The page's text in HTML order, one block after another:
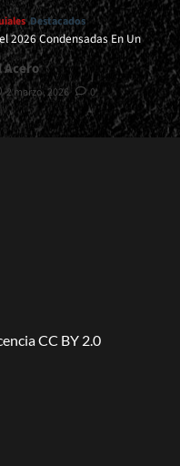
Destacados
2026 Condensadas En Un
Acero
2 marzo, 2026 0
CC BY 2.0